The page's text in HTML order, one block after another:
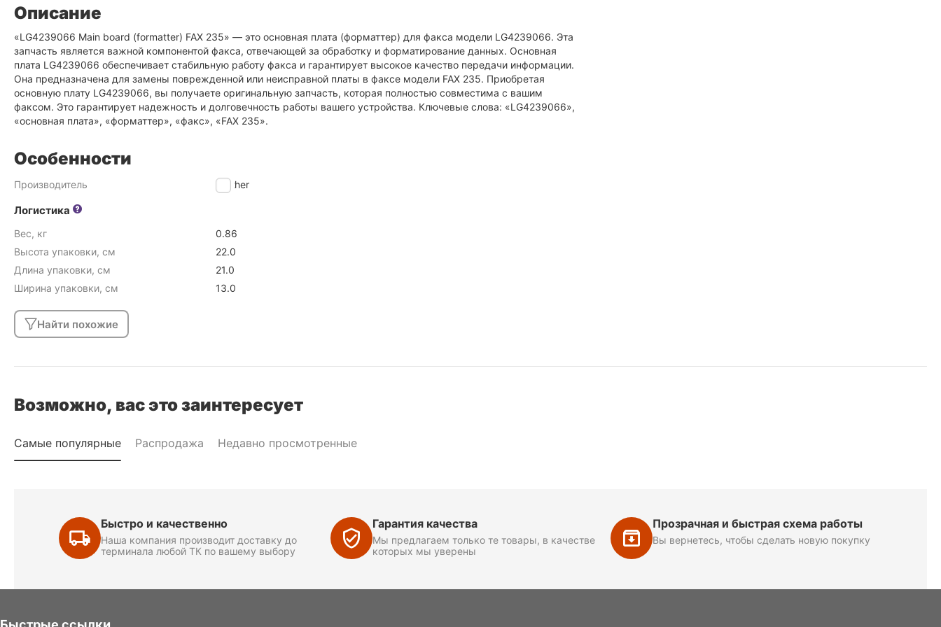
Описание
«LG4239066 Main board (formatter) FAX 235» — это основная плата (форматтер) для факса модели LG4239066. Эта
запчасть является важной компонентой факса, отвечающей за обработку и форматирование данных. Основная
плата LG4239066 обеспечивает стабильную работу факса и гарантирует высокое качество передачи информации.
Она предназначена для замены поврежденной или неисправной платы в факсе модели FAX 235. Приобретая
основную плату LG4239066, вы получаете оригинальную запчасть, которая полностью совместима с вашим
факсом. Это гарантирует надежность и долговечность работы вашего устройства. Ключевые слова: «LG4239066»,
«основная плата», «форматтер», «факс», «FAX 235».
Особенности
Производитель Brother
Логистика
Вес, кг
0.86
Высота упаковки, см
22.0
Длина упаковки, см
21.0
Ширина упаковки, см
13.0
Найти похожие
Возможно, вас это заинтересует
Самые популярные Распродажа Недавно просмотренные
Быстро и качественно
Наша компания производит доставку до
терминала любой ТК по вашему выбору
Гарантия качества
Мы предлагаем только те товары, в качестве
которых мы уверены
Прозрачная и быстрая схема работы
Вы вернетесь, чтобы сделать новую покупку